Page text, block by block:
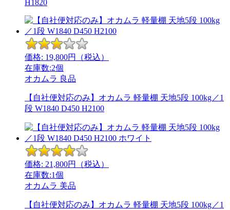
H1820
価格: 19,800円（税込）
在庫数:2個
オカムラ 良品
【自社便対応のみ】オカムラ 軽量棚 天地5段 100kg／1
段 W1840 D450 H2100
価格: 21,800円（税込）
在庫数:1個
オカムラ 美品
【自社便対応のみ】オカムラ 軽量棚 天地5段 100kg／1